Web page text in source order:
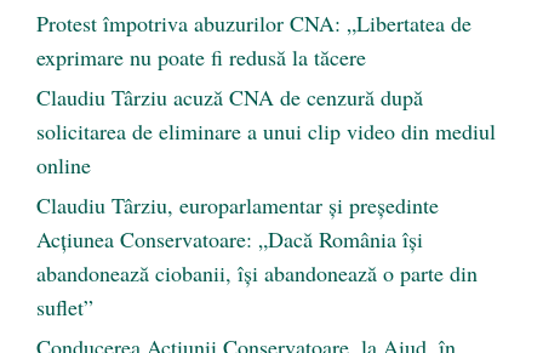
Protest împotriva abuzurilor CNA: „Libertatea de
exprimare nu poate fi redusă la tăcere
Claudiu Târziu acuză CNA de cenzură după
solicitarea de eliminare a unui clip video din mediul
online
Claudiu Târziu, europarlamentar și președinte
Acțiunea Conservatoare: „Dacă România își
abandonează ciobanii, își abandonează o parte din
suflet”